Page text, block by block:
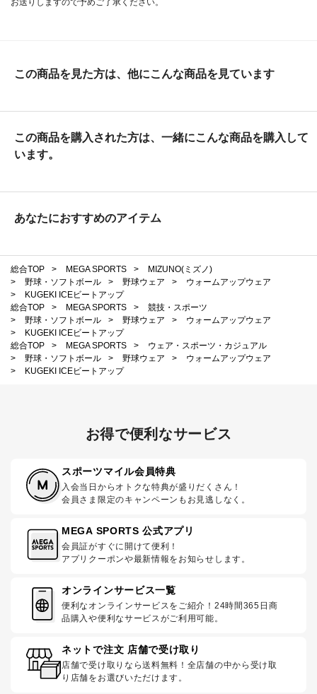
この商品を見た方は、他にこんな商品を見ています
この商品を購入された方は、一緒にこんな商品を購入して
います。
あなたにおすすめのアイテム
総合TOP > MEGA SPORTS >
MIZUNO(ミズノ)
>
野球・ソフトボール > 野球ウェア >
ウォームアップウェア
>
KUGEKI ICEビートアップ
総合TOP
> MEGA SPORTS >
競技・スポーツ
>
野球・ソフトボール > 野球ウェア >
ウォームアップウェア
>
KUGEKI ICEビートアップ
総合TOP
> MEGA SPORTS >
ウェア・スポーツ・カジュアル
>
野球・ソフトボール > 野球ウェア >
ウォームアップウェア
>
KUGEKI ICEビートアップ
お得で便利なサービス
スポーツマイル会員特典
入会当日からオトクな特典が盛りだくさん！
会員さま限定のキャンペーンもお見逃しなく。
MEGA SPORTS 公式アプリ
会員証がすぐに開けて便利！
アプリクーポンや最新情報をお知らせします。
オンラインサービス一覧
便利なオンラインサービスをご紹介！24時間365日商
品購入や便利なサービスがご利用可能。
ネットで注文 店舗で受け取り
店舗で受け取りなら送料無料！全店舗の中から受け取
り店舗をお選びいただけます。